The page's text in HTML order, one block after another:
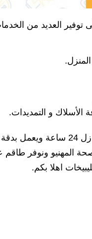
العديد من
و التمديدات.
لكل من يبحث عن كهربائي منازل
والصحة المهنيو
اهلا بكم.